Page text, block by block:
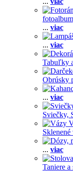
... viac
... viac
Tabuľky
Obrúsky
... viac
Sviečky,
Sklenené
... viac
Taniere a